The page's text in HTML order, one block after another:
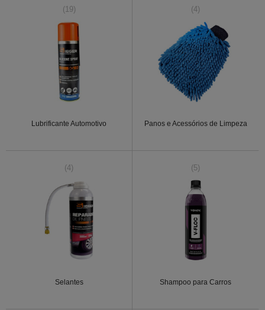
(19)
Lubrificante Automotivo
(4)
Panos e Acessórios de Limpeza
(4)
Selantes
(5)
Shampoo para Carros